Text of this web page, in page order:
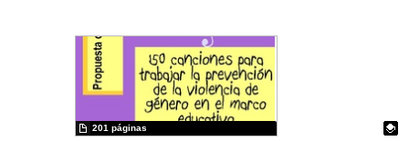
201 páginas